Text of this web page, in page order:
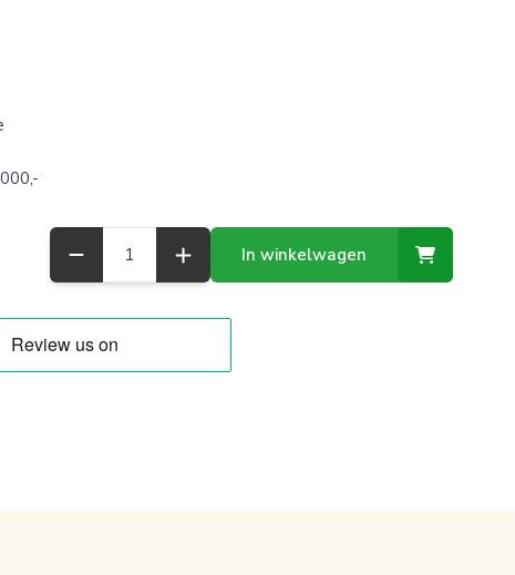
In winkelwagen